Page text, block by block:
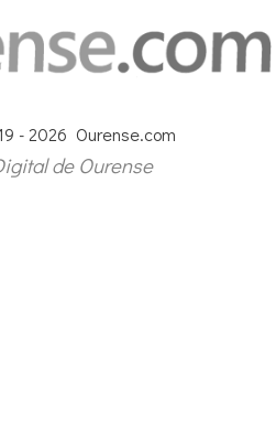
- 2026 Ourense.com
de Ourense